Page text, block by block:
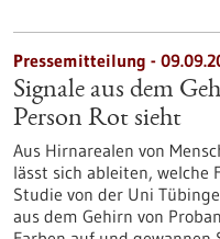
Pressemitteilung -
Signale aus dem
Person Rot sieht
Aus Hirnarealen von
lässt sich ableiten, welche
Studie von der Uni
aus dem Gehirn von